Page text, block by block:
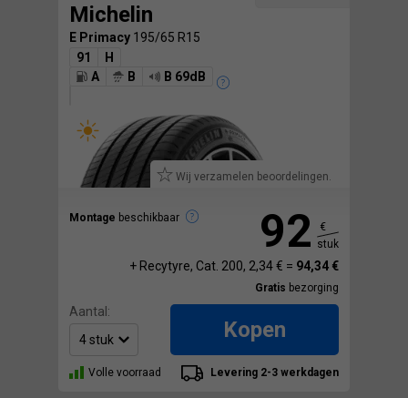
Michelin
E Primacy 195/65 R15
91
H
A
B B 69dB
Wij verzamelen beoordelingen.
Montage beschikbaar 92
€
stuk
+ Recytyre, Cat. 200, 2,34 € = 94,34 €
Gratis bezorging
Aantal:
Kopen
Volle voorraad Levering 2-3 werkdagen